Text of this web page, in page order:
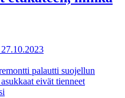
27.10.2023
palautti suojellun
eivät tienneet